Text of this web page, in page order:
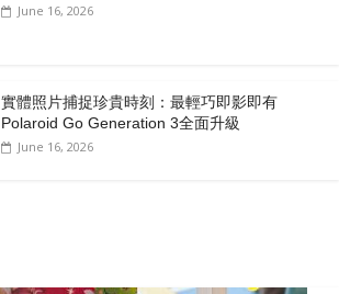
June 16, 2026
實體照片捕捉珍貴時刻：最輕巧即影即有
Polaroid Go Generation 3全面升級
June 16, 2026